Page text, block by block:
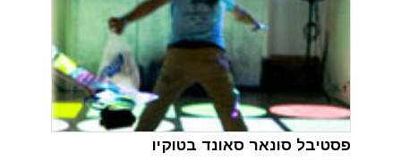
פסטיבל סונאר סאונד בטוקיו